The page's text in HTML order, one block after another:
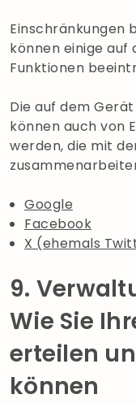
Einschränkungen
können einige
Funktionen
Die auf dem
können auch von
werden, die mit
Google
Facebook
X (ehemals
9.
Wie Sie
erteilen
können